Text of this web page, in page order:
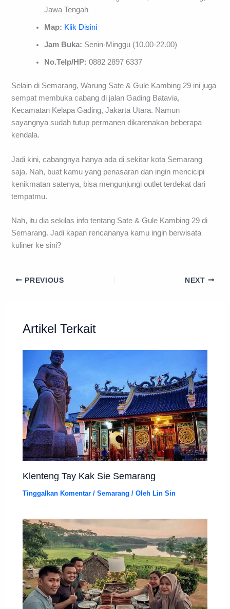
Jawa Tengah
Map: Klik Disini
Jam Buka: Senin-Minggu (10.00-22.00)
No.Telp/HP:0882 2897 6337
Selain di Semarang, Warung Sate & Gule Kambing 29 ini juga
sempat membuka cabang di jalan Gading Batavia,
Kecamatan Kelapa Gading, Jakarta Utara. Namun
sayangnya sudah tutup permanen dikarenakan beberapa
kendala.
Jadi kini, cabangnya hanya ada di sekitar kota Semarang
saja. Nah, buat kamu yang penasaran dan ingin mencicipi
kenikmatan satenya, bisa mengunjungi outlet terdekat dari
tempatmu.
Nah, itu dia sekilas info tentang Sate & Gule Kambing 29 di
Semarang. Jadi kapan rencananya kamu ingin berwisata
kuliner ke sini?
PREVIOUS NEXT
Artikel Terkait
Klenteng Tay Kak Sie Semarang
Tinggalkan Komentar /Semarang / OlehLin Sin